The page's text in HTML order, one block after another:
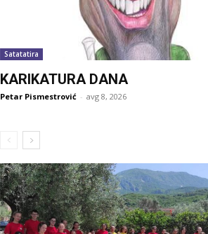
Satatatira
KARIKATURA DANA
Petar Pismestrović - avg 8, 2026